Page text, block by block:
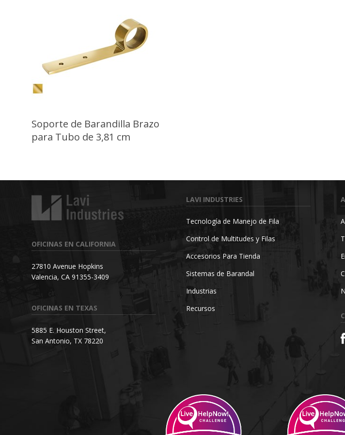
Soporte de Barandilla Brazo
para Tubo de 3,81 cm
OFICINAS EN CALIFORNIA
27810 Avenue Hopkins
Valencia, CA 91355-3409
OFICINAS EN TEXAS
5885 E. Houston Street,
San Antonio, TX 78220
LAVI INDUSTRIES
Tecnología de Manejo de Fila
Control de Multitudes y Filas
Accesorios Para Tienda
Sistemas de Barandal
Industrias
Recursos